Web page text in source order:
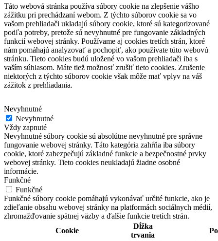
Táto webová stránka používa súbory cookie na zlepšenie vášho
zážitku pri prechádzaní webom. Z týchto súborov cookie sa vo
vašom prehliadači ukladajú súbory cookie, ktoré sú kategorizované
podľa potreby, pretože sú nevyhnutné pre fungovanie základných
funkcií webovej stránky. Používame aj cookies tretích strán, ktoré
nám pomáhajú analyzovať a pochopiť, ako používate túto webovú
stránku. Tieto cookies budú uložené vo vašom prehliadači iba s
vaším súhlasom. Máte tiež možnosť zrušiť tieto cookies. Zrušenie
niektorých z týchto súborov cookie však môže mať vplyv na váš
zážitok z prehliadania.
Nevyhnutné
Nevyhnutné
Vždy zapnuté
Nevyhnutné súbory cookie sú absolútne nevyhnutné pre správne
fungovanie webovej stránky. Táto kategória zahŕňa iba súbory
cookie, ktoré zabezpečujú základné funkcie a bezpečnostné prvky
webovej stránky. Tieto cookies neukladajú žiadne osobné
informácie.
Funkčné
Funkčné
Funkčné súbory cookie pomáhajú vykonávať určité funkcie, ako je
zdieľanie obsahu webovej stránky na platformách sociálnych médií,
zhromažďovanie spätnej väzby a ďalšie funkcie tretích strán.
Cookie
Dĺžka
trvania